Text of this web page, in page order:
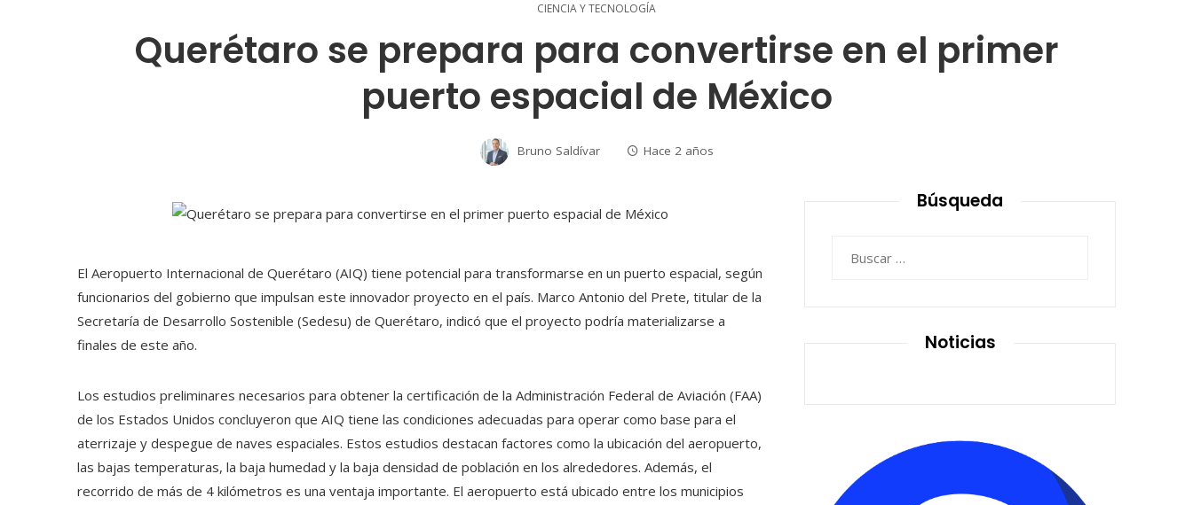
CIENCIA Y TECNOLOGÍA
Querétaro se prepara para convertirse en el primer
puerto espacial de México
Bruno Saldívar Hace 2 años
El Aeropuerto Internacional de Querétaro (AIQ) tiene potencial para transformarse en un puerto espacial, según
funcionarios del gobierno que impulsan este innovador proyecto en el país. Marco Antonio del Prete, titular de la
Secretaría de Desarrollo Sostenible (Sedesu) de Querétaro, indicó que el proyecto podría materializarse a
finales de este año.
Los estudios preliminares necesarios para obtener la certificación de la Administración Federal de Aviación (FAA)
de los Estados Unidos concluyeron que AIQ tiene las condiciones adecuadas para operar como base para el
aterrizaje y despegue de naves espaciales. Estos estudios destacan factores como la ubicación del aeropuerto,
las bajas temperaturas, la baja humedad y la baja densidad de población en los alrededores. Además, el
recorrido de más de 4 kilómetros es una ventaja importante. El aeropuerto está ubicado entre los municipios
Búsqueda
Noticias